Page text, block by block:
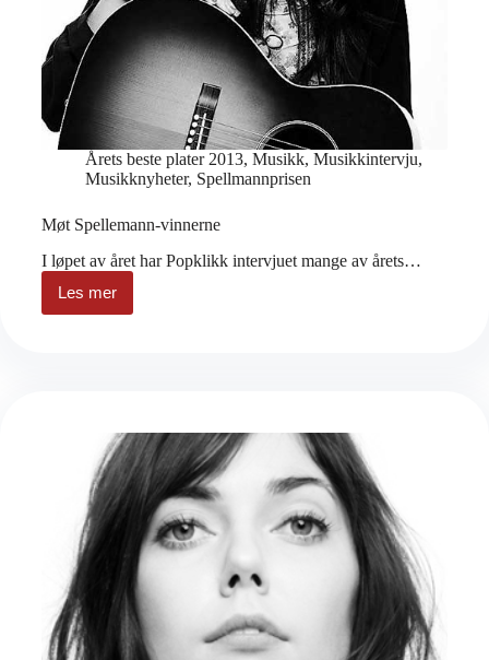
Årets beste plater 2013, Musikk, Musikkintervju,
Musikknyheter, Spellmannprisen
Møt Spellemann-vinnerne
I løpet av året har Popklikk intervjuet mange av årets…
Les mer
Møt
Spellemann-